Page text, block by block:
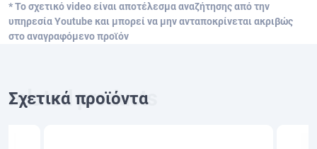
* Το σχετικό video είναι αποτέλεσμα αναζήτησης από την
υπηρεσία Youtube και μπορεί να μην ανταποκρίνεται ακριβώς
στο αναγραφόμενο προϊόν
Σχετικά προϊόντα